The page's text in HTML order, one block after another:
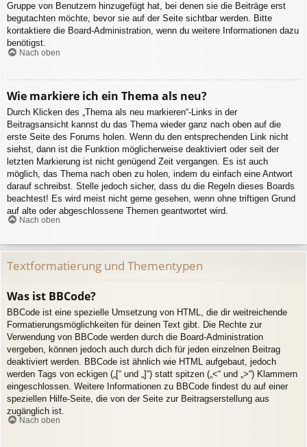
Gruppe von Benutzern hinzugefügt hat, bei denen sie die Beiträge erst
begutachten möchte, bevor sie auf der Seite sichtbar werden. Bitte
kontaktiere die Board-Administration, wenn du weitere Informationen dazu
benötigst.
Nach oben
Wie markiere ich ein Thema als neu?
Durch Klicken des „Thema als neu markieren“-Links in der
Beitragsansicht kannst du das Thema wieder ganz nach oben auf die
erste Seite des Forums holen. Wenn du den entsprechenden Link nicht
siehst, dann ist die Funktion möglicherweise deaktiviert oder seit der
letzten Markierung ist nicht genügend Zeit vergangen. Es ist auch
möglich, das Thema nach oben zu holen, indem du einfach eine Antwort
darauf schreibst. Stelle jedoch sicher, dass du die Regeln dieses Boards
beachtest! Es wird meist nicht gerne gesehen, wenn ohne triftigen Grund
auf alte oder abgeschlossene Themen geantwortet wird.
Nach oben
Textformatierung und Thementypen
Was ist BBCode?
BBCode ist eine spezielle Umsetzung von HTML, die dir weitreichende
Formatierungsmöglichkeiten für deinen Text gibt. Die Rechte zur
Verwendung von BBCode werden durch die Board-Administration
vergeben, können jedoch auch durch dich für jeden einzelnen Beitrag
deaktiviert werden. BBCode ist ähnlich wie HTML aufgebaut, jedoch
werden Tags von eckigen („[“ und „]“) statt spitzen („<“ und „>“) Klammern
eingeschlossen. Weitere Informationen zu BBCode findest du auf einer
speziellen Hilfe-Seite, die von der Seite zur Beitragserstellung aus
zugänglich ist.
Nach oben